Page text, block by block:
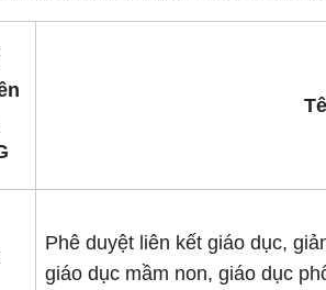
Phê duyệt liên kết giáo dục,
giáo dục mầm non, giáo dục